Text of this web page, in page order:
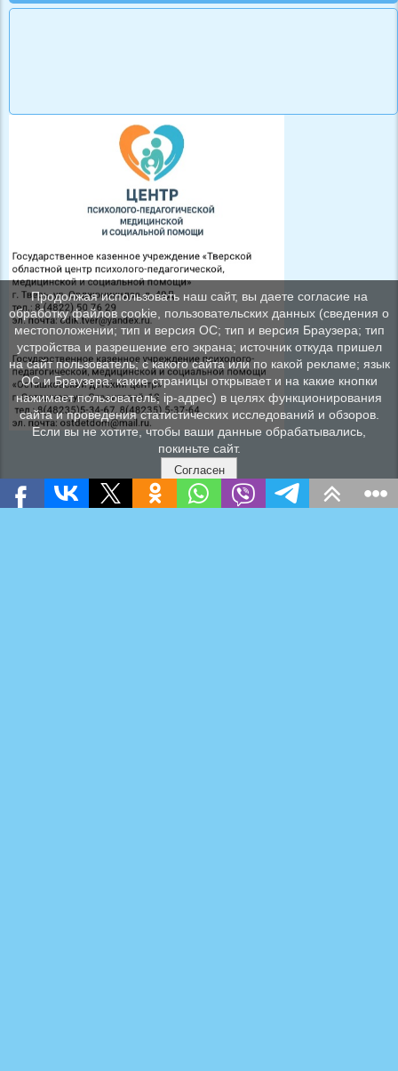
СПАС ЭКСТРИМ - ПОРТАЛ ДЕТСКОЙ БЕЗОПАСНОСТИ
Продолжая использовать наш сайт, вы даете согласие на
обработку файлов cookie, пользовательских данных (сведения о
местоположении; тип и версия ОС; тип и версия Браузера; тип
устройства и разрешение его экрана; источник откуда пришел
на сайт пользователь; с какого сайта или по какой рекламе; язык
ОС и Браузера; какие страницы открывает и на какие кнопки
нажимает пользователь; ip-адрес) в целях функционирования
сайта и проведения статистических исследований и обзоров.
Если вы не хотите, чтобы ваши данные обрабатывались,
покиньте сайт.
Согласен